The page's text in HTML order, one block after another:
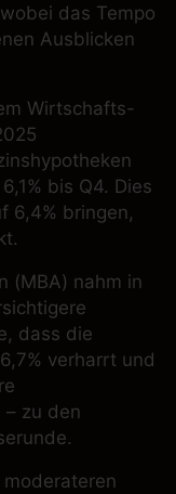
das Tempo
Ausblicken
Wirtschafts-
bis Q4. Dies
6,4% bringen,
(MBA) nahm in
dass die
verharrt und
– zu den